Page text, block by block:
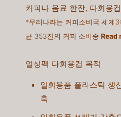
커피나 음료 한잔, 다회용
*우리나라는 커피소비국 세계
균 353잔의 커피 소비중 Read
얼싱팩 다회용컵 목적
일회용품 플라스틱 생
축​